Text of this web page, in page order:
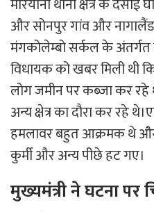
मरियानी थाना क्षेत्र के देसोई
और सोनपुर गांव और
मंगकोलेम्बो सर्कल के
विधायक को खबर मिली थी
लोग जमीन पर कब्जा कर
अन्य क्षेत्र का दौरा कर रहे
हमलावर बहुत आक्रमक थे
कुर्मी और अन्य पीछे हट गए।
मुख्यमंत्री ने घटना पर